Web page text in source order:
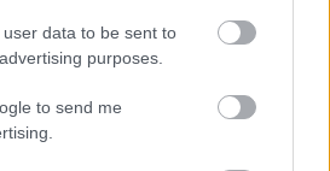
data to be sent to
purposes.
to send me
epizód: